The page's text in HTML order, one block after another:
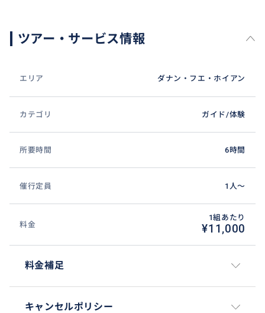
ツアー・サービス情報
エリア ダナン・フエ・ホイアン
カテゴリ ガイド/体験
所要時間 6時間
催行定員 1人〜
料金
1組あたり
¥11,000
料金補足
キャンセルポリシー